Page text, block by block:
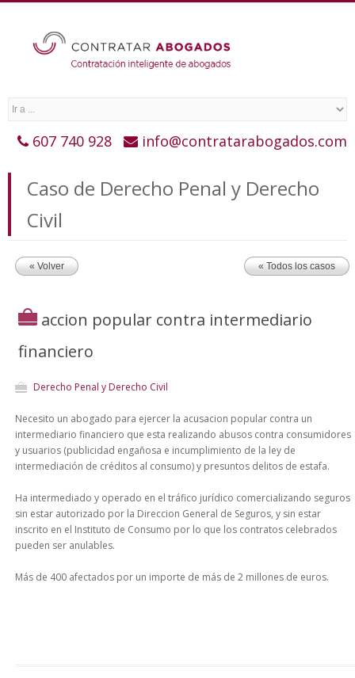
607 740 928 info@contratarabogados.com
Caso de Derecho Penal y Derecho
Civil
« Volver « Todos los casos
accion popular contra intermediario
financiero
Derecho Penal y Derecho Civil
Necesito un abogado para ejercer la acusacion popular contra un
intermediario financiero que esta realizando abusos contra consumidores
y usuarios (publicidad engañosa e incumplimiento de la ley de
intermediación de créditos al consumo) y presuntos delitos de estafa.
Ha intermediado y operado en el tráfico jurídico comercializando seguros
sin estar autorizado por la Direccion General de Seguros, y sin estar
inscrito en el Instituto de Consumo por lo que los contratos celebrados
pueden ser anulables.
Más de 400 afectados por un importe de más de 2 millones de euros.